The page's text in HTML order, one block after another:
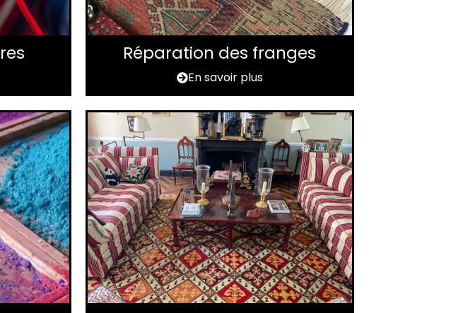
Réparation des franges
En savoir plus